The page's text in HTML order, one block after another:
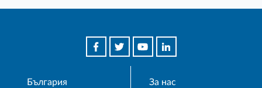
България
За нас